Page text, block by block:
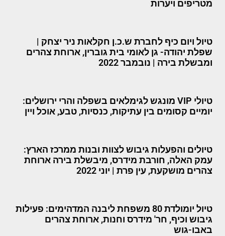
מטריפים ויערות
טיול ויום כיף לחברת ש.כ.ן חקלאות ניר יצחק |
שפלת יהודה- גן לאומי בית גוברין, ארוחת צהרים
ומבשלת בירה | נובמבר 2022
טיולי VIP מונגש לגימלאים בשפלה והרי ירושלים:
יומיים קסומים בין עתיקות, כנסיות, טבע, אוכל ויין
טיולים והפעלות גיבוש לצוות ובנות ממרכז הארץ:
עמק האלה, חורבת מידרס, מיבשלת בירה ארוחת
צהרים מושקעת, עין פרת | יוני 2022
טיול יומולדת 80 משפחת ליבנה המדהימים: פעילות
גיבוש וכיף, חר' מידרס וחנות, ארוחת צהרים
באבו-גוש